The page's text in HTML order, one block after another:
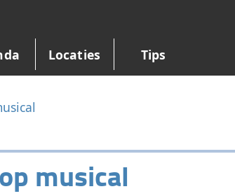
Locaties Tips
musical